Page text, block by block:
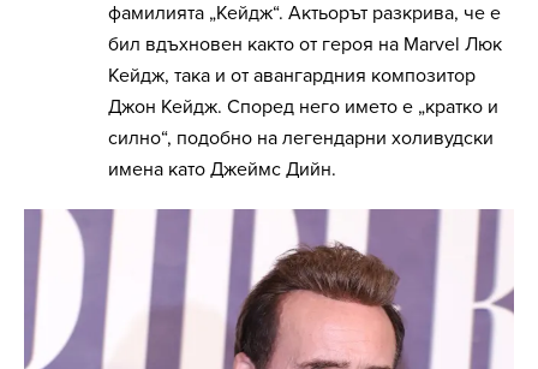
фамилията „Кейдж“. Актьорът разкрива, че е
бил вдъхновен както от героя на Marvel Люк
Кейдж, така и от авангардния композитор
Джон Кейдж. Според него името е „кратко и
силно“, подобно на легендарни холивудски
имена като Джеймс Дийн.